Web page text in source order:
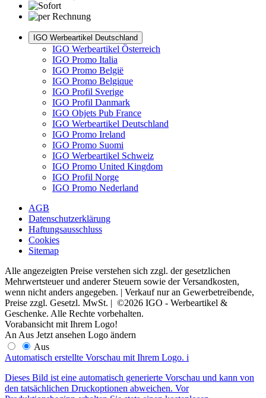
IGO Werbeartikel Deutschland
IGO Werbeartikel Österreich
IGO Promo Italia
IGO Promo België
IGO Promo Belgique
IGO Profil Sverige
IGO Profil Danmark
IGO Objets Pub France
IGO Werbeartikel Deutschland
IGO Promo Ireland
IGO Promo Suomi
IGO Werbeartikel Schweiz
IGO Promo United Kingdom
IGO Profil Norge
IGO Promo Nederland
AGB
Datenschutzerklärung
Haftungsausschluss
Cookies
Sitemap
Alle angezeigten Preise verstehen sich zzgl. der gesetzlichen
Mehrwertsteuer und anderer Steuern sowie der Versandkosten,
wenn nicht anders angegeben. | Verkauf nur an Gewerbetreibende,
Preise zzgl. Gesetzl. MwSt. | ©2026 IGO - Werbeartikel &
Geschenke. Alle Rechte vorbehalten.
Vorabansicht mit Ihrem Logo!
An Aus Jetzt ansehen Logo ändern
Aus
Automatisch erstellte Vorschau mit Ihrem Logo. i
Dieses Bild ist eine automatisch generierte Vorschau und kann von
den tatsächlichen Druckoptionen abweichen. Vor